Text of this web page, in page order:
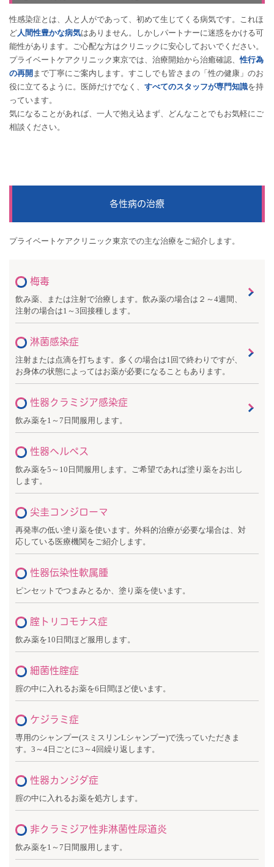
性感染症とは、人と人がであって、初めて生じてくる病気です。これほ
ど 人間性豊かな病気はありません。しかしパートナーに迷惑をかける可
能性があります。ご心配な方はクリニックに安心しておいでください。
プライベートケアクリニック東京では、治療開始から治癒確認、性行為
の再開 まで丁寧にご案内します。すこしでも皆さまの「性の健康」のお
役に立てるように。医師だけでなく、 すべてのスタッフが専門知識を持
っています。
気になることがあれば、一人で抱え込まず、どんなことでもお気軽にご
相談ください。
各性病の治療
プライベートケアクリニック東京での主な治療をご紹介します。
梅毒
飲み薬、または注射で治療します。飲み薬の場合は２～4週間、
注射の場合は1～3回接種します。
淋菌感染症
注射または点滴を打ちます。多くの場合は1回で終わりですが、
お身体の状態によってはお薬が必要になることもあります。
性器クラミジア感染症
飲み薬を1～7日間服用します。
性器ヘルペス
飲み薬を5～10日間服用します。ご希望であれば塗り薬をお出し
します。
尖圭コンジローマ
再発率の低い塗り薬を使います。外科的治療が必要な場合は、対
応している医療機関をご紹介します。
性器伝染性軟属腫
ピンセットでつまみとるか、塗り薬を使います。
腟トリコモナス症
飲み薬を10日間ほど服用します。
細菌性腟症
腟の中に入れるお薬を6日間ほど使います。
ケジラミ症
専用のシャンプー(スミスリンLシャンプー)で洗っていただきま
す。3～4日ごとに3～4回繰り返します。
性器カンジダ症
腟の中に入れるお薬を処方します。
非クラミジア性非淋菌性尿道炎
飲み薬を1～7日間服用します。